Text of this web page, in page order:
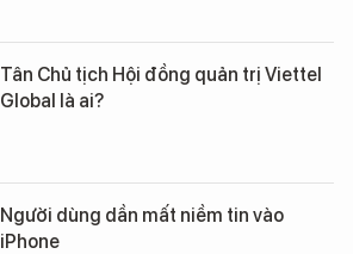
Tân Chủ tịch Hội đồng quản trị Viettel
Global là ai?
Người dùng dần mất niềm tin vào
iPhone